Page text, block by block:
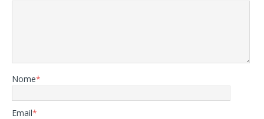
Nome*
Email*